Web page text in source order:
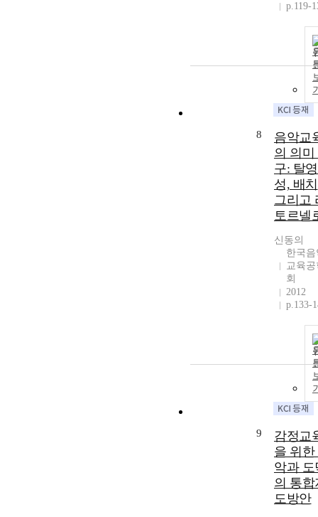
p.119-
8
음악교
의 의미
구: 탈
성, 배치
그리고
토르넬
신동의
한국음
교육공
회
2012
p.133-
9
감정교
을 위한
악과 도
의 통합
도방안